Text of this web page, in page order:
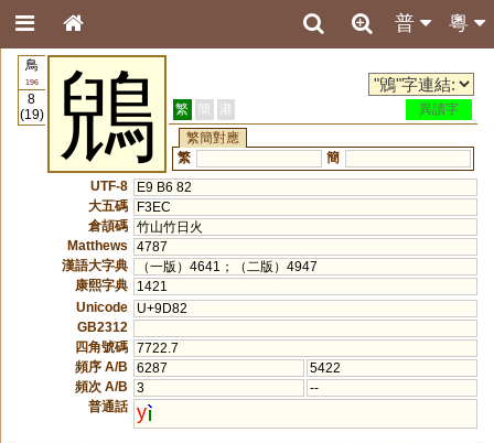
粵
普
鳥
196
8
(19)
鶂 繁 簡 港
異讀字
繁簡對應
繁
簡
UTF-8
E9 B6 82
大五碼
F3EC
倉頡碼 竹山竹日火
Matthews
4787
漢語大字典
（一版）4641；（二版）4947
康熙字典
1421
Unicode
U+9D82
GB2312
四角號碼 7722.7
頻序 A/B
6287
5422
頻次 A/B
3
--
普通話 y